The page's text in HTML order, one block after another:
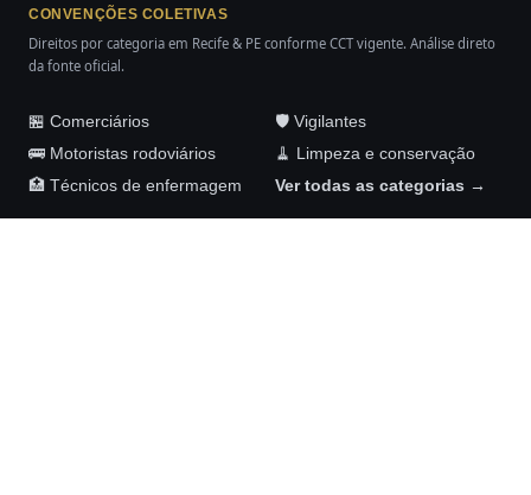
CONVENÇÕES COLETIVAS
Direitos por categoria em Recife & PE conforme CCT vigente. Análise direto
da fonte oficial.
🏪 Comerciários
🛡️ Vigilantes
🚌 Motoristas rodoviários
🧹 Limpeza e conservação
🏥 Técnicos de enfermagem
Ver todas as categorias →